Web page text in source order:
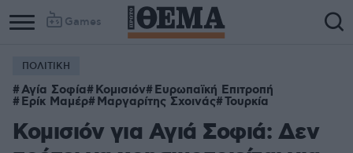
Games
ΠΟΛΙΤΙΚΗ
Αγία Σοφία Κομισιόν Ευρωπαϊκή Επιτροπή
Ερίκ Μαμέρ Μαργαρίτης Σχοινάς Τουρκία
Κομισιόν για Αγιά Σοφιά: Δεν